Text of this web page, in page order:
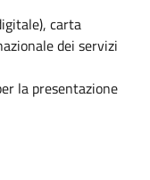
carta
dei servizi
la presentazione